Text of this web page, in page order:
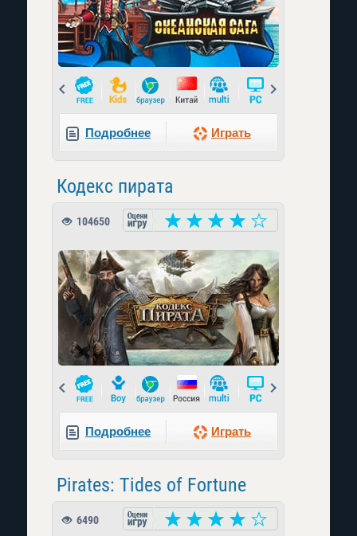
Prev
Подробнее Играть
Кодекс пирата
104650
Prev
Подробнее Играть
Pirates: Tides of Fortune
6490